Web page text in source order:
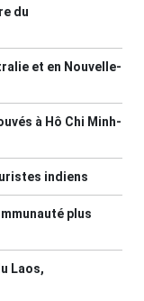
du
et en Nouvelle-
à Hô Chi Minh-
indiens
plus
Laos,